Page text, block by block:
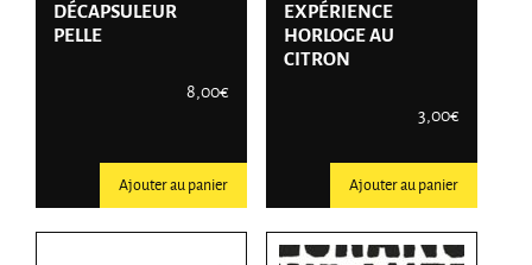
DÉCAPSULEUR
PELLE
8,00€
Ajouter au panier
EXPÉRIENCE
HORLOGE AU
CITRON
3,00€
Ajouter au panier